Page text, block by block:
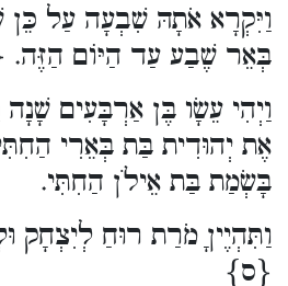
וַיִּקְרָא אֹתָהּ שִׁבְעָה עַל כֵּן
בְּאֵר שֶׁבַע עַד הַיּוֹם
וַיְהִי עֵשָׂו בֶּן אַרְבָּעִים
אֶת יְהוּדִית בַּת בְּאֵרִי
בָּשְׂמַת בַּת אֵילֹן הַחִתִּי.
וַתִּהְיֶיןָ מֹרַת רוּחַ לְיִצְחָק
{ס}